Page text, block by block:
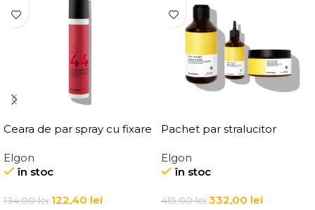
Ceara de par spray cu fixare
Hold Spray Wax
Elgon
în stoc
134,00lei 122,40 lei
Pachet par stralucitor
Elgon
în stoc
415,00lei 332,00 lei